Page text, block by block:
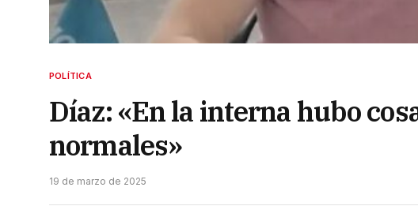
POLÍTICA
Díaz: «En la interna hubo
normales»
19 de marzo de 2025